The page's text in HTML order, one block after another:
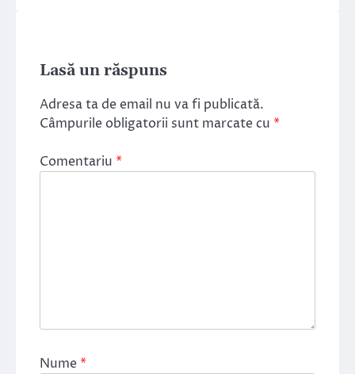
Lasă un răspuns
Adresa ta de email nu va fi publicată.
Câmpurile obligatorii sunt marcate cu *
Comentariu *
Nume*